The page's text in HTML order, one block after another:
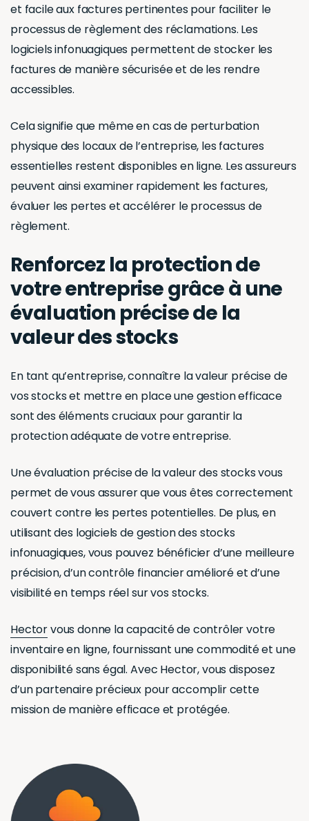
et facile aux factures pertinentes pour faciliter le
processus de règlement des réclamations. Les
logiciels infonuagiques permettent de stocker les
factures de manière sécurisée et de les rendre
accessibles.
Cela signifie que même en cas de perturbation
physique des locaux de l’entreprise, les factures
essentielles restent disponibles en ligne. Les assureurs
peuvent ainsi examiner rapidement les factures,
évaluer les pertes et accélérer le processus de
règlement.
Renforcez la protection de
votre entreprise grâce à une
évaluation précise de la
valeur des stocks
En tant qu’entreprise, connaître la valeur précise de
vos stocks et mettre en place une gestion efficace
sont des éléments cruciaux pour garantir la
protection adéquate de votre entreprise.
Une évaluation précise de la valeur des stocks vous
permet de vous assurer que vous êtes correctement
couvert contre les pertes potentielles. De plus, en
utilisant des logiciels de gestion des stocks
infonuagiques, vous pouvez bénéficier d’une meilleure
précision, d’un contrôle financier amélioré et d’une
visibilité en temps réel sur vos stocks.
Hectorvous donne la capacité de contrôler votre
inventaire en ligne, fournissant une commodité et une
disponibilité sans égal. Avec Hector, vous disposez
d’un partenaire précieux pour accomplir cette
mission de manière efficace et protégée.